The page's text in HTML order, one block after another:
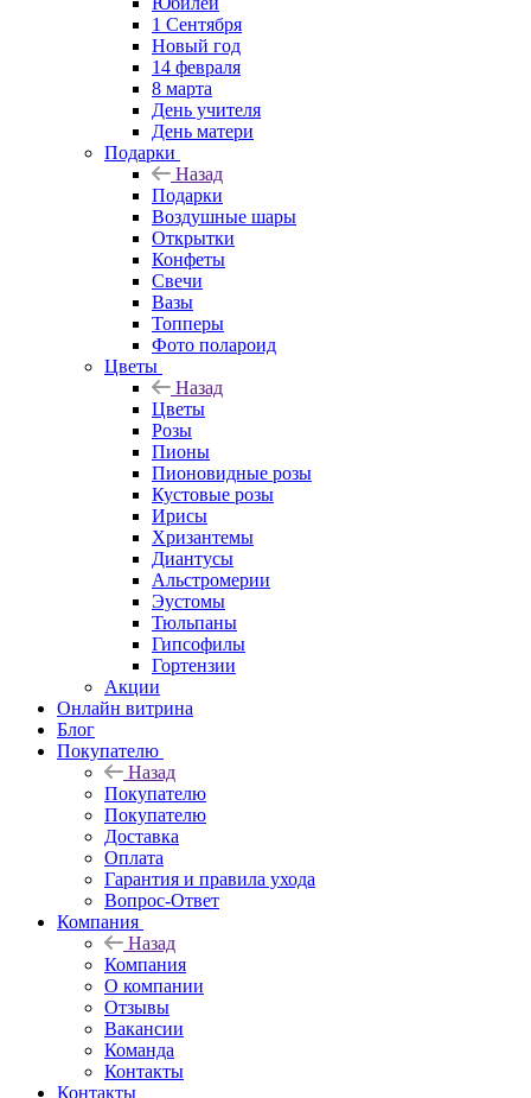
1 Сентября
Новый год
14 февраля
8 марта
День учителя
День матери
Подарки
Назад
Подарки
Воздушные шары
Открытки
Конфеты
Свечи
Вазы
Топперы
Фото полароид
Цветы
Назад
Цветы
Розы
Пионы
Пионовидные розы
Кустовые розы
Ирисы
Хризантемы
Диантусы
Альстромерии
Эустомы
Тюльпаны
Гипсофилы
Гортензии
Акции
Онлайн витрина
Блог
Покупателю
Назад
Покупателю
Покупателю
Доставка
Оплата
Гарантия и правила ухода
Вопрос-Ответ
Компания
Назад
Компания
О компании
Отзывы
Вакансии
Команда
Контакты
Контакты